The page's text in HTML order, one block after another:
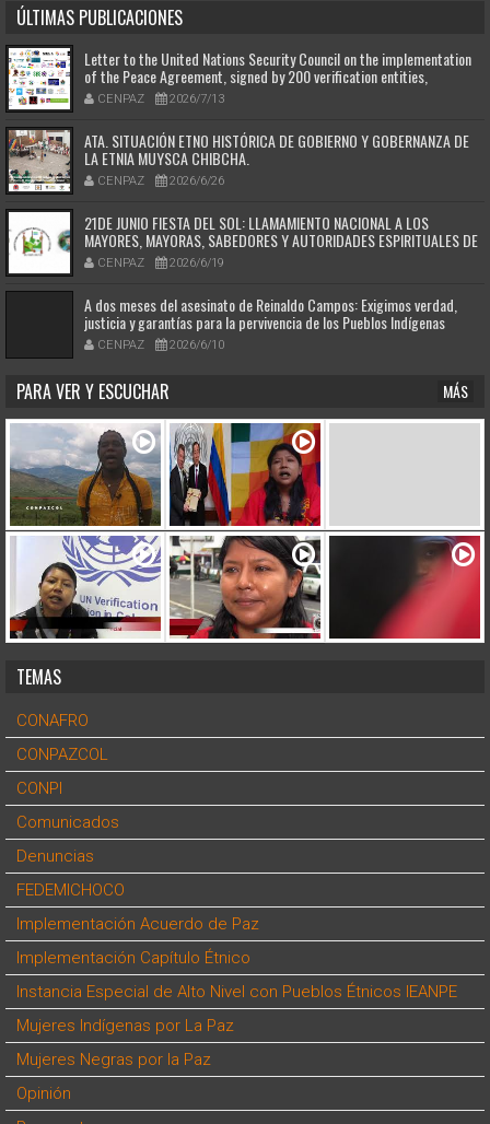
ÚLTIMAS PUBLICACIONES
Letter to the United Nations Security Council on the implementation
of the Peace Agreement, signed by 200 verification entities,
authorities of the Afro-Colombian and Indigenous peoples, victims,
and Colombian and international human rights organizations. (Español
CENPAZ 2026/7/13
ATA. SITUACIÓN ETNO HISTÓRICA DE GOBIERNO Y GOBERNANZA DE
LA ETNIA MUYSCA CHIBCHA.
CENPAZ 2026/6/26
21DE JUNIO FIESTA DEL SOL: LLAMAMIENTO NACIONAL A LOS
MAYORES, MAYORAS, SABEDORES Y AUTORIDADES ESPIRITUALES DE
LOS PUEBLOS ORIGINARIOS DE COLOMBIA
CENPAZ 2026/6/19
A dos meses del asesinato de Reinaldo Campos: Exigimos verdad,
justicia y garantías para la pervivencia de los Pueblos Indígenas
CENPAZ 2026/6/10
PARA VER Y ESCUCHAR MÁS
TEMAS
CONAFRO
CONPAZCOL
CONPI
Comunicados
Denuncias
FEDEMICHOCO
Implementación Acuerdo de Paz
Implementación Capítulo Étnico
Instancia Especial de Alto Nivel con Pueblos Étnicos IEANPE
Mujeres Indígenas por La Paz
Mujeres Negras por la Paz
Opinión